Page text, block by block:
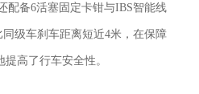
配备6活塞固定卡钳与IBS智能线
级车刹车距离短近4米，在保障
高了行车安全性。